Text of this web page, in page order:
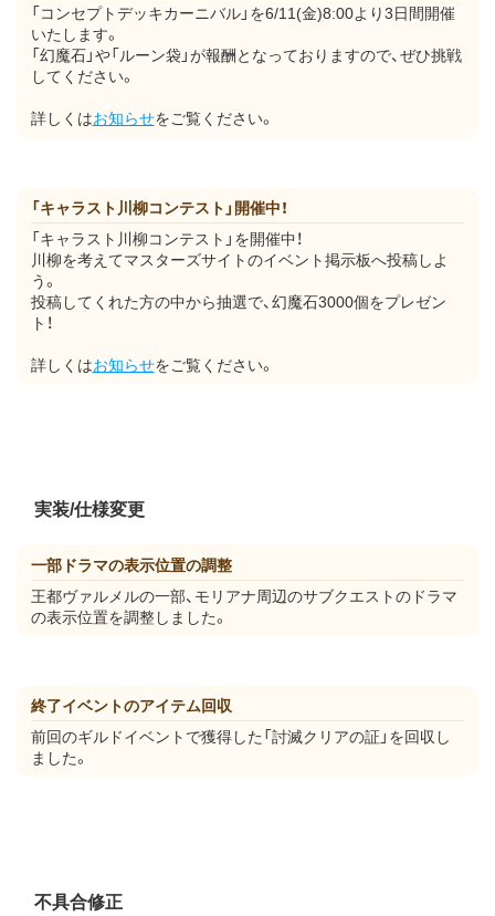
「コンセプトデッキカーニバル」を6/11(金)8:00より3日間開催
いたします。
「幻魔石」や「ルーン袋」が報酬となっておりますので、ぜひ挑戦
してください。
詳しくはお知らせをご覧ください。
「キャラスト川柳コンテスト」開催中！
「キャラスト川柳コンテスト」を開催中！
川柳を考えてマスターズサイトのイベント掲示板へ投稿しよ
う。
投稿してくれた方の中から抽選で、幻魔石3000個をプレゼン
ト！
詳しくはお知らせをご覧ください。
実装/仕様変更
一部ドラマの表示位置の調整
王都ヴァルメルの一部、モリアナ周辺のサブクエストのドラマ
の表示位置を調整しました。
終了イベントのアイテム回収
前回のギルドイベントで獲得した「討滅クリアの証」を回収し
ました。
不具合修正